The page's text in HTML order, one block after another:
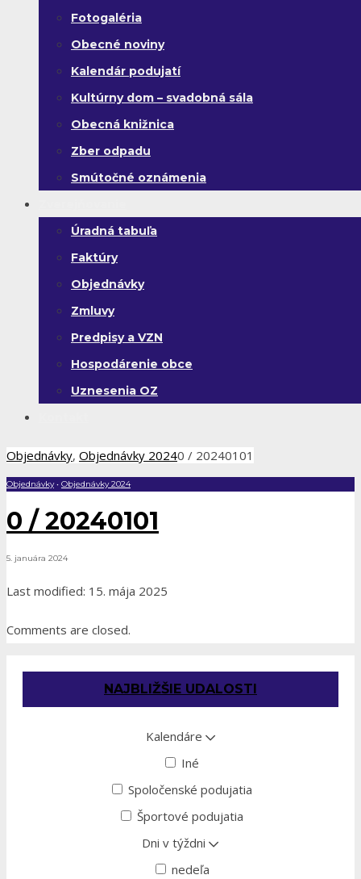
Fotogaléria
Obecné noviny
Kalendár podujatí
Kultúrny dom – svadobná sála
Obecná knižnica
Zber odpadu
Smútočné oznámenia
Úradná tabuľa
Faktúry
Objednávky
Zmluvy
Predpisy a VZN
Hospodárenie obce
Uznesenia OZ
Objednávky, Objednávky 20240 / 20240101
Objednávky• Objednávky 2024
0 / 20240101
5. januára 2024
Last modified: 15. mája 2025
Comments are closed.
NAJBLIŽŠIE UDALOSTI
Kalendáre
Iné
Spoločenské podujatia
Športové podujatia
Dni v týždni
nedeľa